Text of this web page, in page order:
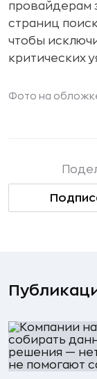
провайдерам
страниц
чтобы
критических
Фото на